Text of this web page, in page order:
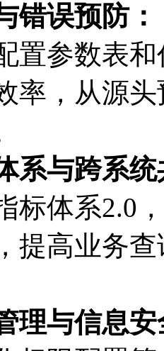
误预防：
置参数表和
，从源
与跨系统共
标体系
，提高业务
与信息安全